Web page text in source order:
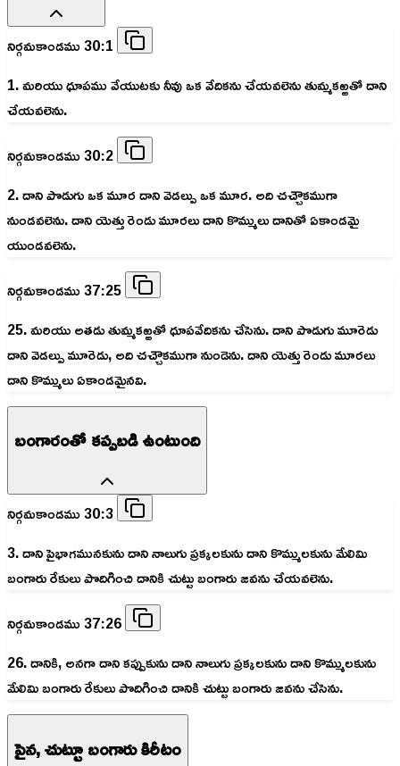
నిర్గమకాండము 30:1
1. మరియు ధూపము వేయుటకు నీవు ఒక వేదికను చేయవలెను తుమ్మకఱ్ఱతో దాని
చేయవలెను.
నిర్గమకాండము 30:2
2. దాని పొడుగు ఒక మూర దాని వెడల్పు ఒక మూర. అది చచ్చౌకముగా
నుండవలెను. దాని యెత్తు రెండు మూరలు దాని కొమ్ములు దానితో ఏకాండమై
యుండవలెను.
నిర్గమకాండము 37:25
25. మరియు అతడు తుమ్మకఱ్ఱతో ధూపవేదికను చేసెను. దాని పొడుగు మూరెడు
దాని వెడల్పు మూరెడు, అది చచ్చౌకముగా నుండెను. దాని యెత్తు రెండు మూరలు
దాని కొమ్ములు ఏకాండమైనవి.
బంగారంతో కప్పబడి ఉంటుంది
నిర్గమకాండము 30:3
3. దాని పైభాగమునకును దాని నాలుగు ప్రక్కలకును దాని కొమ్ములకును మేలిమి
బంగారు రేకులు పొదిగించి దానికి చుట్టు బంగారు జవను చేయవలెను.
నిర్గమకాండము 37:26
26. దానికి, అనగా దాని కప్పుకును దాని నాలుగు ప్రక్కలకును దాని కొమ్ములకును
మేలిమి బంగారు రేకులు పొదిగించి దానికి చుట్టు బంగారు జవను చేసెను.
పైన, చుట్టూ బంగారు కిరీటం